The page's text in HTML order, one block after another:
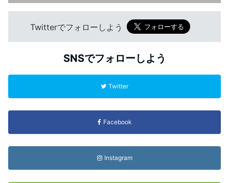
Twitterでフォローしよう
SNSでフォローしよう
Twitter
Facebook
Instagram